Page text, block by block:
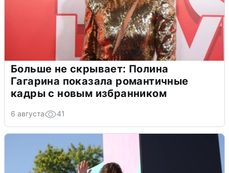
Больше не скрывает: Полина
Гагарина показала романтичные
кадры с новым избранником
6 августа 41